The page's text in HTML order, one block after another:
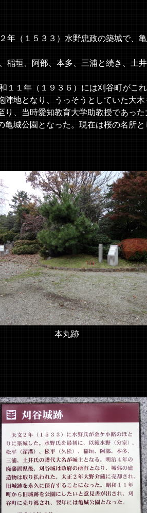
本丸跡
（１５３３）水野忠政の築城で、亀
垣、阿部、本多、三浦と続き、土
１年（１９３６）には刈谷町がこ
地となり、うっそうとしていた大
、当時愛知教育大学助教授であった
城公園となった。現在は桜の名所と